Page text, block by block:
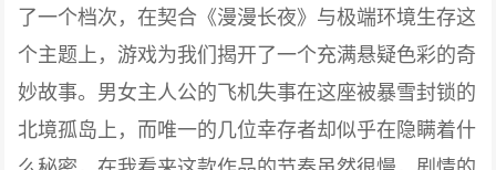
了一个档次，在契合《漫漫长夜》与极端环境生存这
个主题上，游戏为我们揭开了一个充满悬疑色彩的奇
妙故事。男女主人公的飞机失事在这座被暴雪封锁的
北境孤岛上，而唯一的几位幸存者却似乎在隐瞒着什